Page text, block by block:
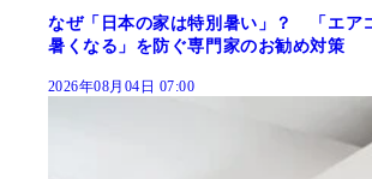
なぜ「日本の家は特別暑い」？ 「エア
暑くなる」を防ぐ専門家のお勧め対策
2026年08月04日 07:00